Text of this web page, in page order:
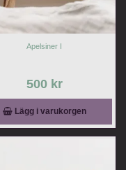
Apelsiner I
500 kr
Lägg i varukorgen